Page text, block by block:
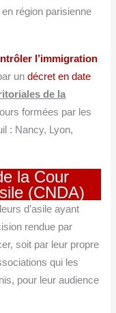
région parisienne
l’immigration
undécret en date
de la
formées par les
: Nancy, Lyon,
la Cour
(CNDA)
d’asile ayant
rendue par
soit par leur propre
qui les
pour leur audience